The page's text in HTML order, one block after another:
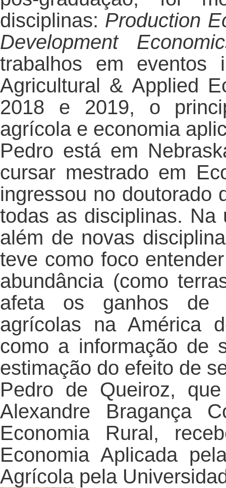
disciplinas: Production
Development
trabalhos em eventos
Agricultural & Applied
2018 e 2019, o
agrícola e economia
Pedro está em
cursar mestrado em
ingressou no doutorado
todas as disciplinas. Na
além de novas
teve como foco
abundância (como
afeta os ganhos de
agrícolas na América
como a informação de
estimação do efeito de
Pedro de Queiroz,
Alexandre Bragança
Economia Rural,
Economia Aplicada
Agrícola pela